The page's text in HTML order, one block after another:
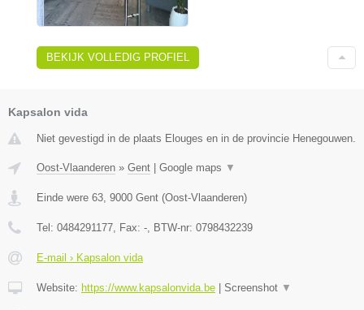
BEKIJK VOLLEDIG PROFIEL
Kapsalon vida
Niet gevestigd in de plaats Elouges en in de provincie Henegouwen.
Oost-Vlaanderen » Gent Google maps ▼
Einde were 63, 9000 Gent (Oost-Vlaanderen)
Tel: 0484291177, Fax: -, BTW-nr: 0798432239
E-mail › Kapsalon vida
Website: https://www.kapsalonvida.be Screenshot ▼